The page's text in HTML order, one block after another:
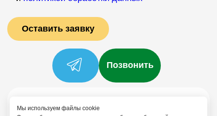
Мы используем файлы cookie
Позвонить